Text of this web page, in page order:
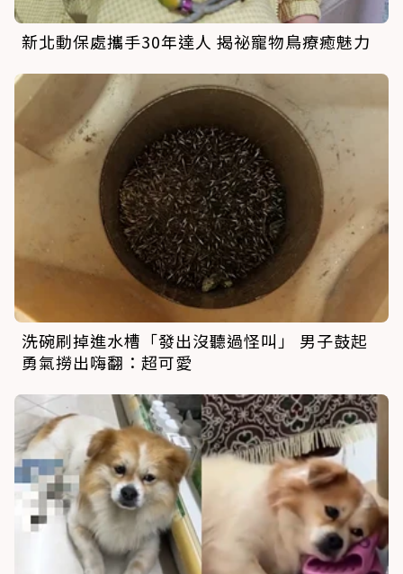
新北動保處攜手30年達人 揭祕寵物鳥療癒魅力
洗碗刷掉進水槽「發出沒聽過怪叫」 男子鼓起
勇氣撈出嗨翻：超可愛